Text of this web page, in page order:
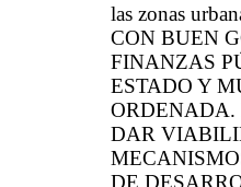
las zonas
CON BUEN
FINANZAS
ESTADO Y
ORDENADA.
DAR
DE